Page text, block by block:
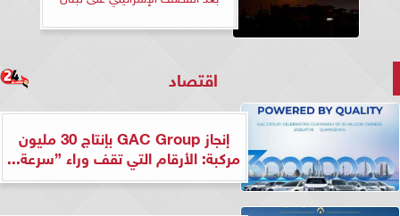
اقتصاد
إنجاز GAC Group بإنتاج 30 مليون
مركبة: الأرقام التي تقف وراء ”سرعة...